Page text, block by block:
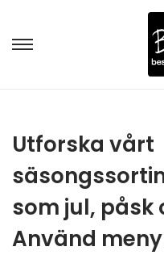
Utforska vårt
som jul, påsk
Använd